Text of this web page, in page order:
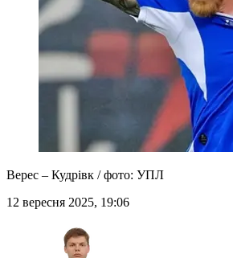
Верес – Кудрівк / фото: УПЛ
12 вересня 2025, 19:06